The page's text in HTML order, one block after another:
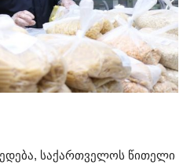
საქართველოს წითელი